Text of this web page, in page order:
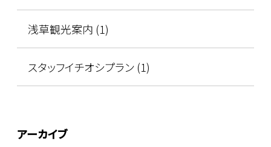
浅草観光案内 (1)
スタッフイチオシプラン (1)
アーカイブ